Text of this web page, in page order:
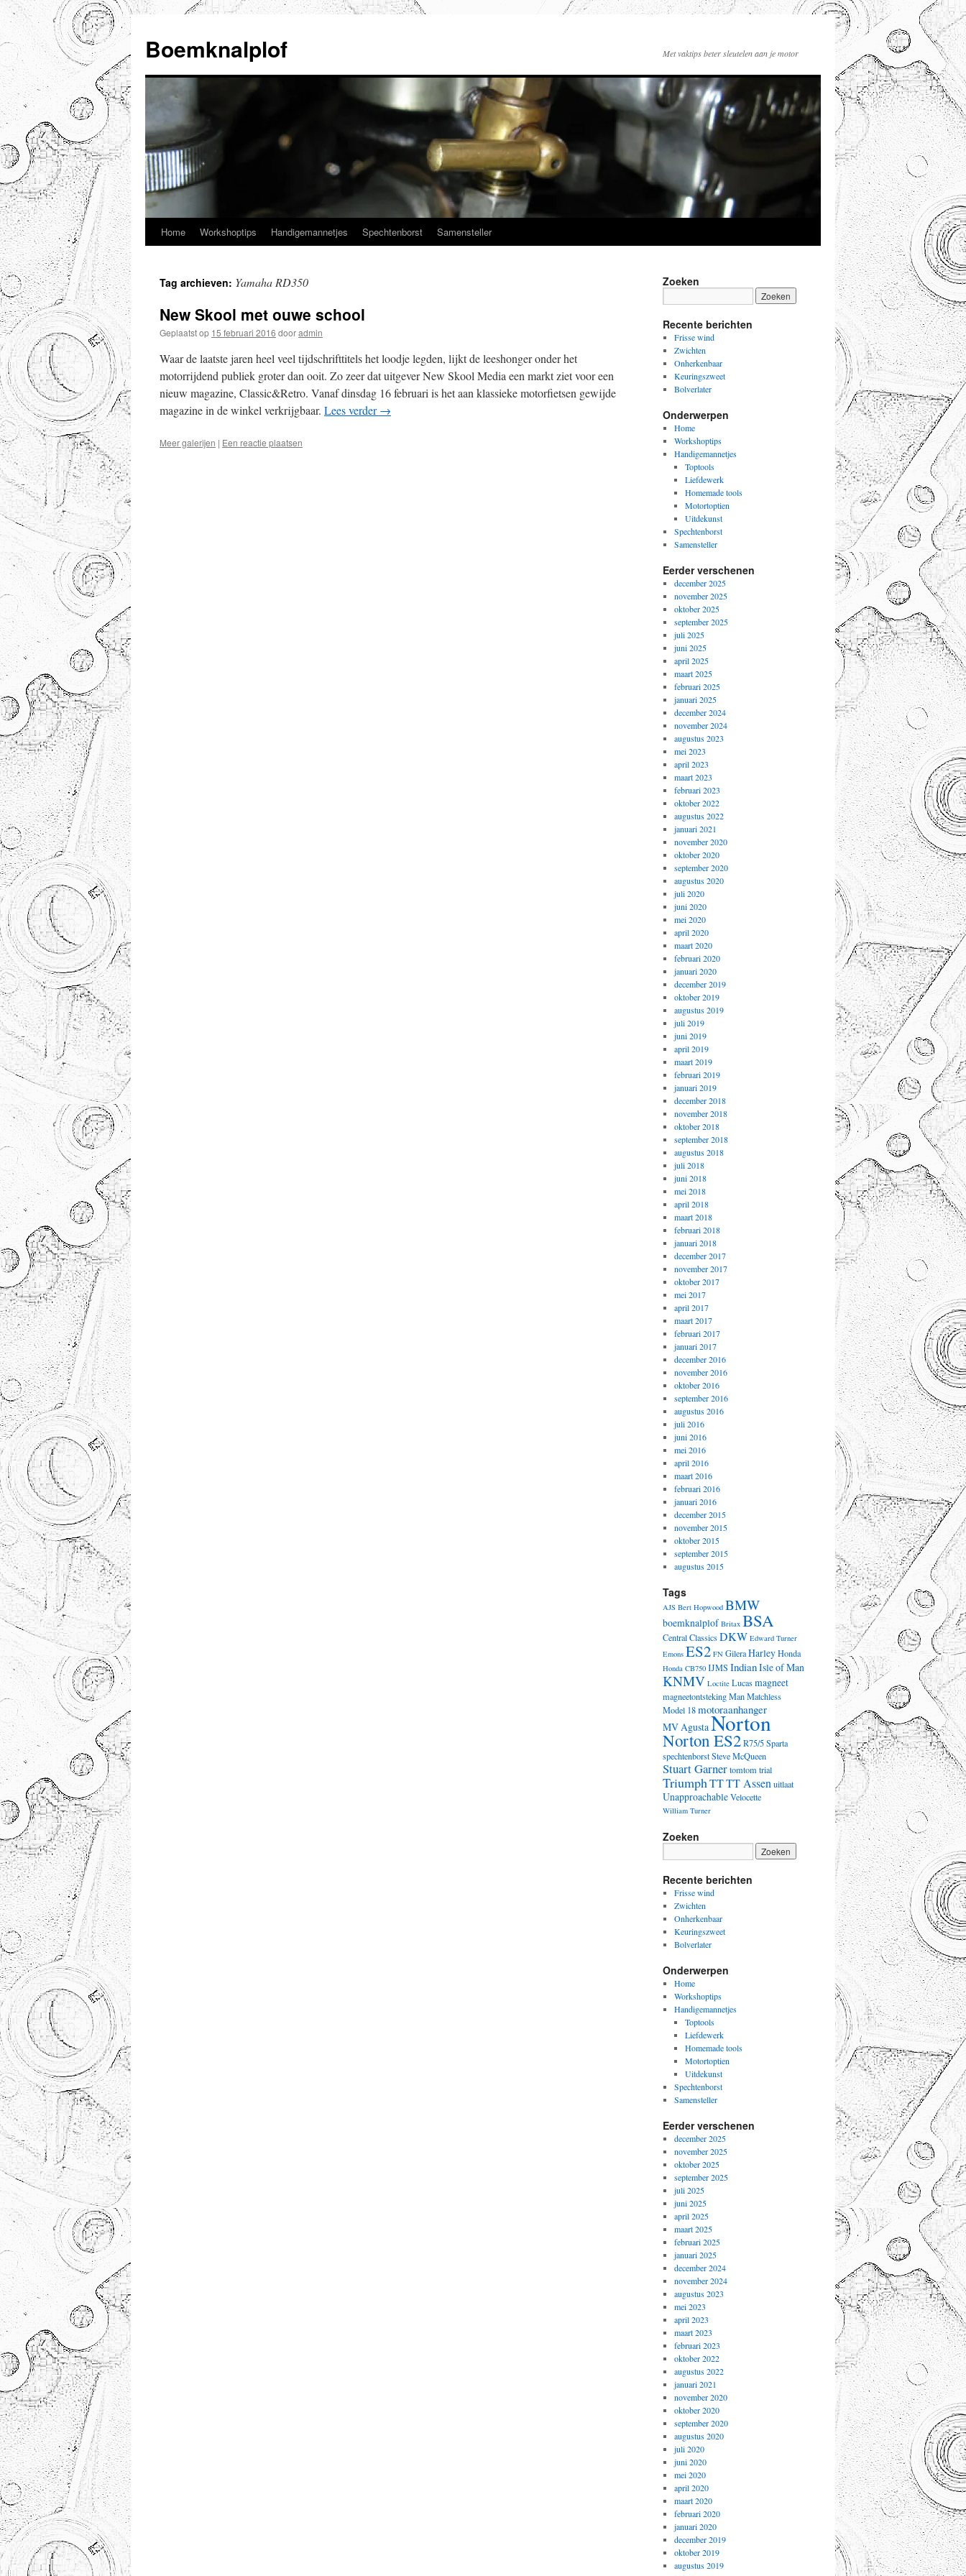
de
inhoud
Boemknalplof Met vaktips beter sleutelen aan je motor
Home Workshoptips Handigemannetjes Spechtenborst Samensteller
Tag archieven: Yamaha RD350
New Skool met ouwe school
Geplaatst op 15 februari 2016 dooradmin
Waar de laatste jaren heel veel tijdschrifttitels het loodje legden, lijkt de leeshonger onder het
motorrijdend publiek groter dan ooit. Zo zeer dat uitgever New Skool Media een markt ziet voor een
nieuw magazine, Classic&Retro. Vanaf dinsdag 16 februari is het aan klassieke motorfietsen gewijde
magazine in de winkel verkrijgbaar. Lees verder→
Meer galerijen | Een reactie plaatsen
Zoeken
Recente berichten
Frisse wind
Zwichten
Onherkenbaar
Keuringszweet
Bolverlater
Onderwerpen
Home
Workshoptips
Handigemannetjes
Toptools
Liefdewerk
Homemade tools
Motortoptien
Uitdekunst
Spechtenborst
Samensteller
Eerder verschenen
december 2025
november 2025
oktober 2025
september 2025
juli 2025
juni 2025
april 2025
maart 2025
februari 2025
januari 2025
december 2024
november 2024
augustus 2023
mei 2023
april 2023
maart 2023
februari 2023
oktober 2022
augustus 2022
januari 2021
november 2020
oktober 2020
september 2020
augustus 2020
juli 2020
juni 2020
mei 2020
april 2020
maart 2020
februari 2020
januari 2020
december 2019
oktober 2019
augustus 2019
juli 2019
juni 2019
april 2019
maart 2019
februari 2019
januari 2019
december 2018
november 2018
oktober 2018
september 2018
augustus 2018
juli 2018
juni 2018
mei 2018
april 2018
maart 2018
februari 2018
januari 2018
december 2017
november 2017
oktober 2017
mei 2017
april 2017
maart 2017
februari 2017
januari 2017
december 2016
november 2016
oktober 2016
september 2016
augustus 2016
juli 2016
juni 2016
mei 2016
april 2016
maart 2016
februari 2016
januari 2016
december 2015
november 2015
oktober 2015
september 2015
augustus 2015
Tags
AJS Bert Hopwood BMW
boemknalplof Britax BSA
Central ClassicsDKW Edward Turner
Emons ES2 FN GileraHarleyHonda
Honda CB750 IJMS IndianIsle of Man
KNMV Loctite Lucasmagneet
magneetontstekingManMatchless
Model 18motoraanhanger
MV AgustaNorton
Norton ES2R75/5Sparta
spechtenborstSteve McQueen
Stuart Garnertomtom trial
TriumphTTTT Assen uitlaat
UnapproachableVelocette
William Turner
Zoeken
Recente berichten
Frisse wind
Zwichten
Onherkenbaar
Keuringszweet
Bolverlater
Onderwerpen
Home
Workshoptips
Handigemannetjes
Toptools
Liefdewerk
Homemade tools
Motortoptien
Uitdekunst
Spechtenborst
Samensteller
Eerder verschenen
december 2025
november 2025
oktober 2025
september 2025
juli 2025
juni 2025
april 2025
maart 2025
februari 2025
januari 2025
december 2024
november 2024
augustus 2023
mei 2023
april 2023
maart 2023
februari 2023
oktober 2022
augustus 2022
januari 2021
november 2020
oktober 2020
september 2020
augustus 2020
juli 2020
juni 2020
mei 2020
april 2020
maart 2020
februari 2020
januari 2020
december 2019
oktober 2019
augustus 2019